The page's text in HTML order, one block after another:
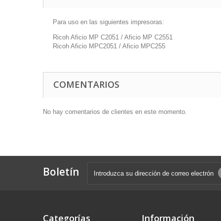
Para uso en las siguientes impresoras:
Ricoh Aficio MP C2051 / Aficio MP C2551
Ricoh Aficio MPC2051 / Aficio MPC255
COMENTARIOS
No hay comentarios de clientes en este momento.
Boletín
Categorías Información